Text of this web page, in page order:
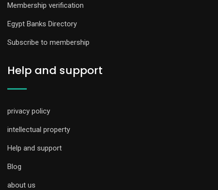
Membership verification
Egypt Banks Directory
Subscribe to membership
Help and support
privacy policy
intellectual property
Help and support
Blog
about us